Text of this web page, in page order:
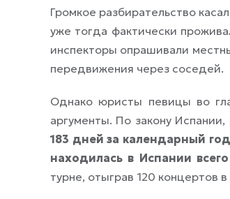
Громкое разбирательство
уже тогда фактически
инспекторы опрашивали
передвижения через соседей.
Однако юристы певицы во
аргументы. По закону
183 дней за календарный год
находилась в Испании
турне, отыграв 120 концертов